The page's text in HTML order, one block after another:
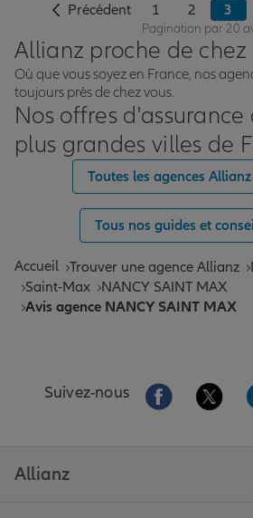
Précédent 1 2 3
Pagination par 20
Allianz proche de chez
Où que vous soyez en France, nos
toujours près de chez vous.
Nos offres d'assurance
plus grandes villes de
Toutes les agences
Tous nos guides et
Accueil Trouver une agence Allianz
Saint-Max
NANCY SAINT MAX
Avis agence NANCY SAINT MAX
Suivez-nous Aller sur laAller
Allianz